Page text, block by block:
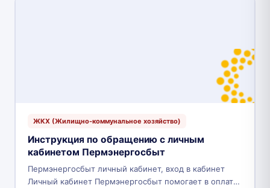
ЖКХ (Жилищно-коммунальное хозяйство)
Инструкция по обращению с личным
кабинетом Пермэнергосбыт
Пермэнергосбыт личный кабинет, вход в кабинет
Личный кабинет Пермэнергосбыт помогает в оплате